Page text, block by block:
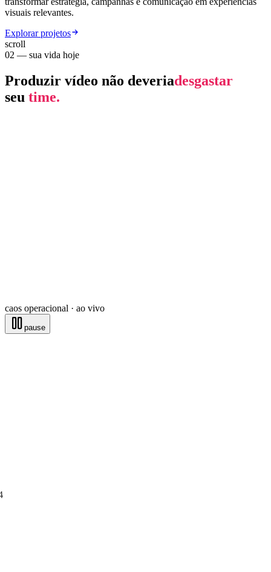
visuais relevantes.
Explorar projetos
scroll
02 — sua vida hoje
Produzir vídeo não deveriadesgastar
seu time.
caos operacional · ao vivo
pause